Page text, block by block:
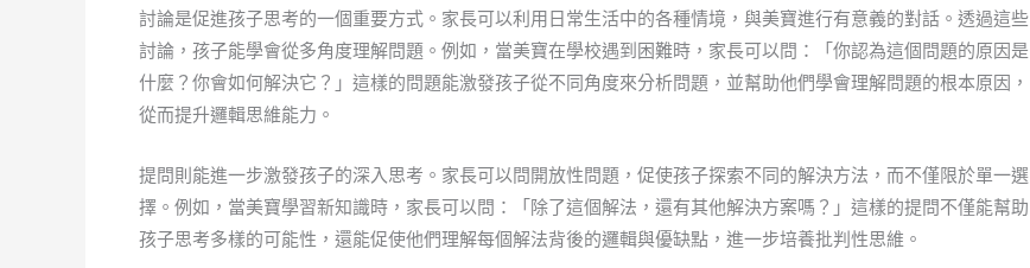
討論是促進孩子思考的一個重要方式。家長可以利用日常生活中的各種情境，與美寶進行有意義的對話。透過這些
討論，孩子能學會從多角度理解問題。例如，當美寶在學校遇到困難時，家長可以問：「你認為這個問題的原因是
什麼？你會如何解決它？」這樣的問題能激發孩子從不同角度來分析問題，並幫助他們學會理解問題的根本原因，
從而提升邏輯思維能力。
提問則能進一步激發孩子的深入思考。家長可以問開放性問題，促使孩子探索不同的解決方法，而不僅限於單一選
擇。例如，當美寶學習新知識時，家長可以問：「除了這個解法，還有其他解決方案嗎？」這樣的提問不僅能幫助
孩子思考多樣的可能性，還能促使他們理解每個解法背後的邏輯與優缺點，進一步培養批判性思維。